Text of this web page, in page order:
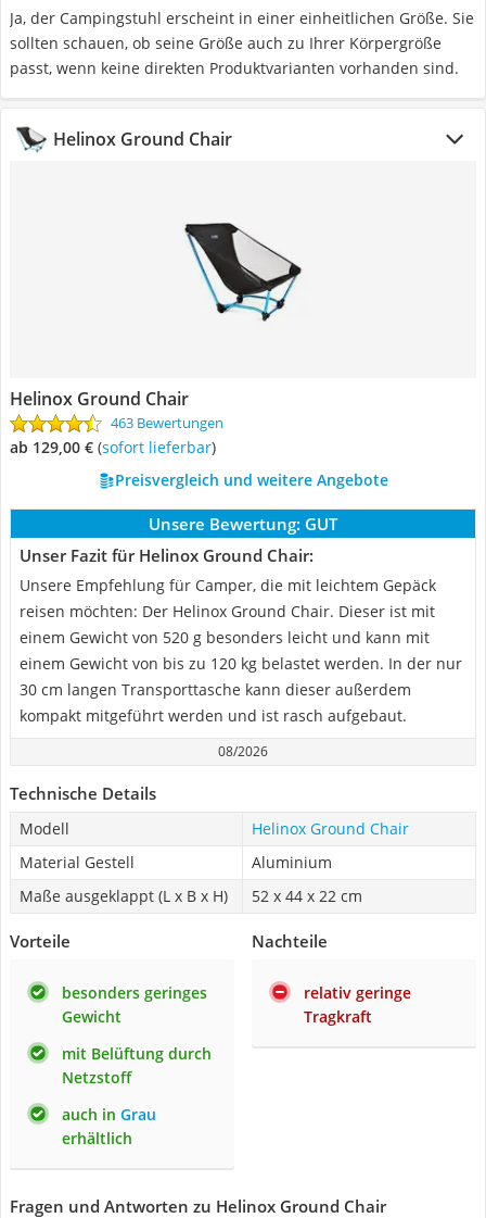
Ja, der Campingstuhl erscheint in einer einheitlichen Größe. Sie
sollten schauen, ob seine Größe auch zu Ihrer Körpergröße
passt, wenn keine direkten Produktvarianten vorhanden sind.
Helinox Ground Chair
Helinox Ground Chair
463 Bewertungen
ab 129,00 € ( Sofort lieferbar)
Preisvergleich und weitere Angebote
Unsere Bewertung: GUT
Unser Fazit für Helinox Ground Chair:
Unsere Empfehlung für Camper, die mit leichtem Gepäck
reisen möchten: Der Helinox Ground Chair. Dieser ist mit
einem Gewicht von 520 g besonders leicht und kann mit
einem Gewicht von bis zu 120 kg belastet werden. In der nur
30 cm langen Transporttasche kann dieser außerdem
kompakt mitgeführt werden und ist rasch aufgebaut.
08/2026
Technische Details
Modell
Helinox Ground Chair
Material Gestell
Aluminium
Maße ausgeklappt (L x B x H)
52 x 44 x 22 cm
Vorteile
besonders geringes
Gewicht
mit Belüftung durch
Netzstoff
auch in Grau
erhältlich
Nachteile
relativ geringe
Tragkraft
Fragen und Antworten zu Helinox Ground Chair